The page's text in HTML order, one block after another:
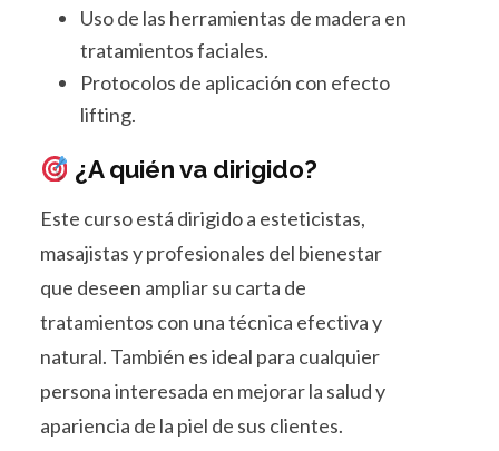
Uso de las herramientas de madera en
tratamientos faciales.
Protocolos de aplicación con efecto
lifting.
¿A quién va dirigido?
Este curso está dirigido a esteticistas,
masajistas y profesionales del bienestar
que deseen ampliar su carta de
tratamientos con una técnica efectiva y
natural. También es ideal para cualquier
persona interesada en mejorar la salud y
apariencia de la piel de sus clientes.